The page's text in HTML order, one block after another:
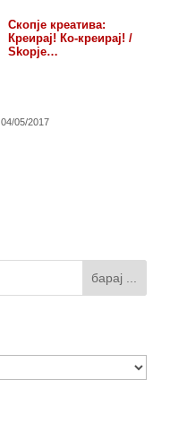
Скопје креатива:
Креирај! Ко-креирај! /
Skopje…
04/05/2017